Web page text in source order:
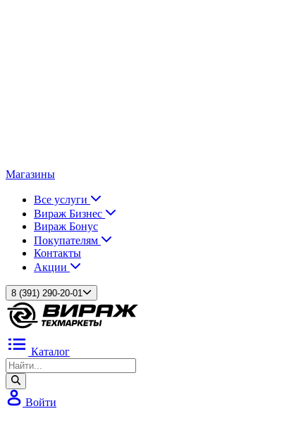
Магазины
Все услуги
Вираж Бизнес
Вираж Бонус
Покупателям
Контакты
Акции
8 (391) 290-20-01
Каталог
Войти